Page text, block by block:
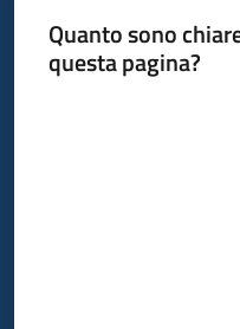
Quanto sono
questa pagina?